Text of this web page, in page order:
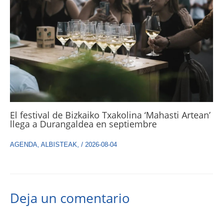
El festival de Bizkaiko Txakolina ‘Mahasti Artean’
llega a Durangaldea en septiembre
AGENDA ALBISTEAK / 2026-08-04
Deja un comentario